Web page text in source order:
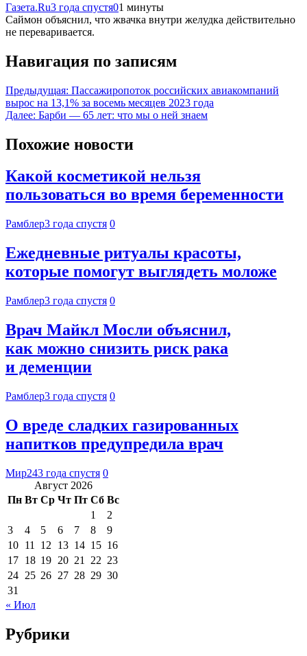
Газета.Ru3 года спустя01 минуты
Саймон объяснил, что жвачка внутри желудка действительно
не переваривается.
Навигация по записям
Предыдущая: Пассажиропоток российских авиакомпаний
вырос на 13,1% за восемь месяцев 2023 года
Далее: Барби — 65 лет: что мы о ней знаем
Похожие новости
Какой косметикой нельзя
пользоваться во время беременности
Рамблер3 года спустя 0
Ежедневные ритуалы красоты,
которые помогут выглядеть моложе
Рамблер3 года спустя 0
Врач Майкл Мосли объяснил,
как можно снизить риск рака
и деменции
Рамблер3 года спустя 0
О вреде сладких газированных
напитков предупредила врач
Мир243 года спустя 0
Август 2026
Пн Вт Ср Чт Пт Сб Вс
1
2
3
4 5 6 7 8
9
10 11 12 13 14 15 16
17 18 19 20 21 22 23
24 25 26 27 28 29 30
31
« Июл
Рубрики